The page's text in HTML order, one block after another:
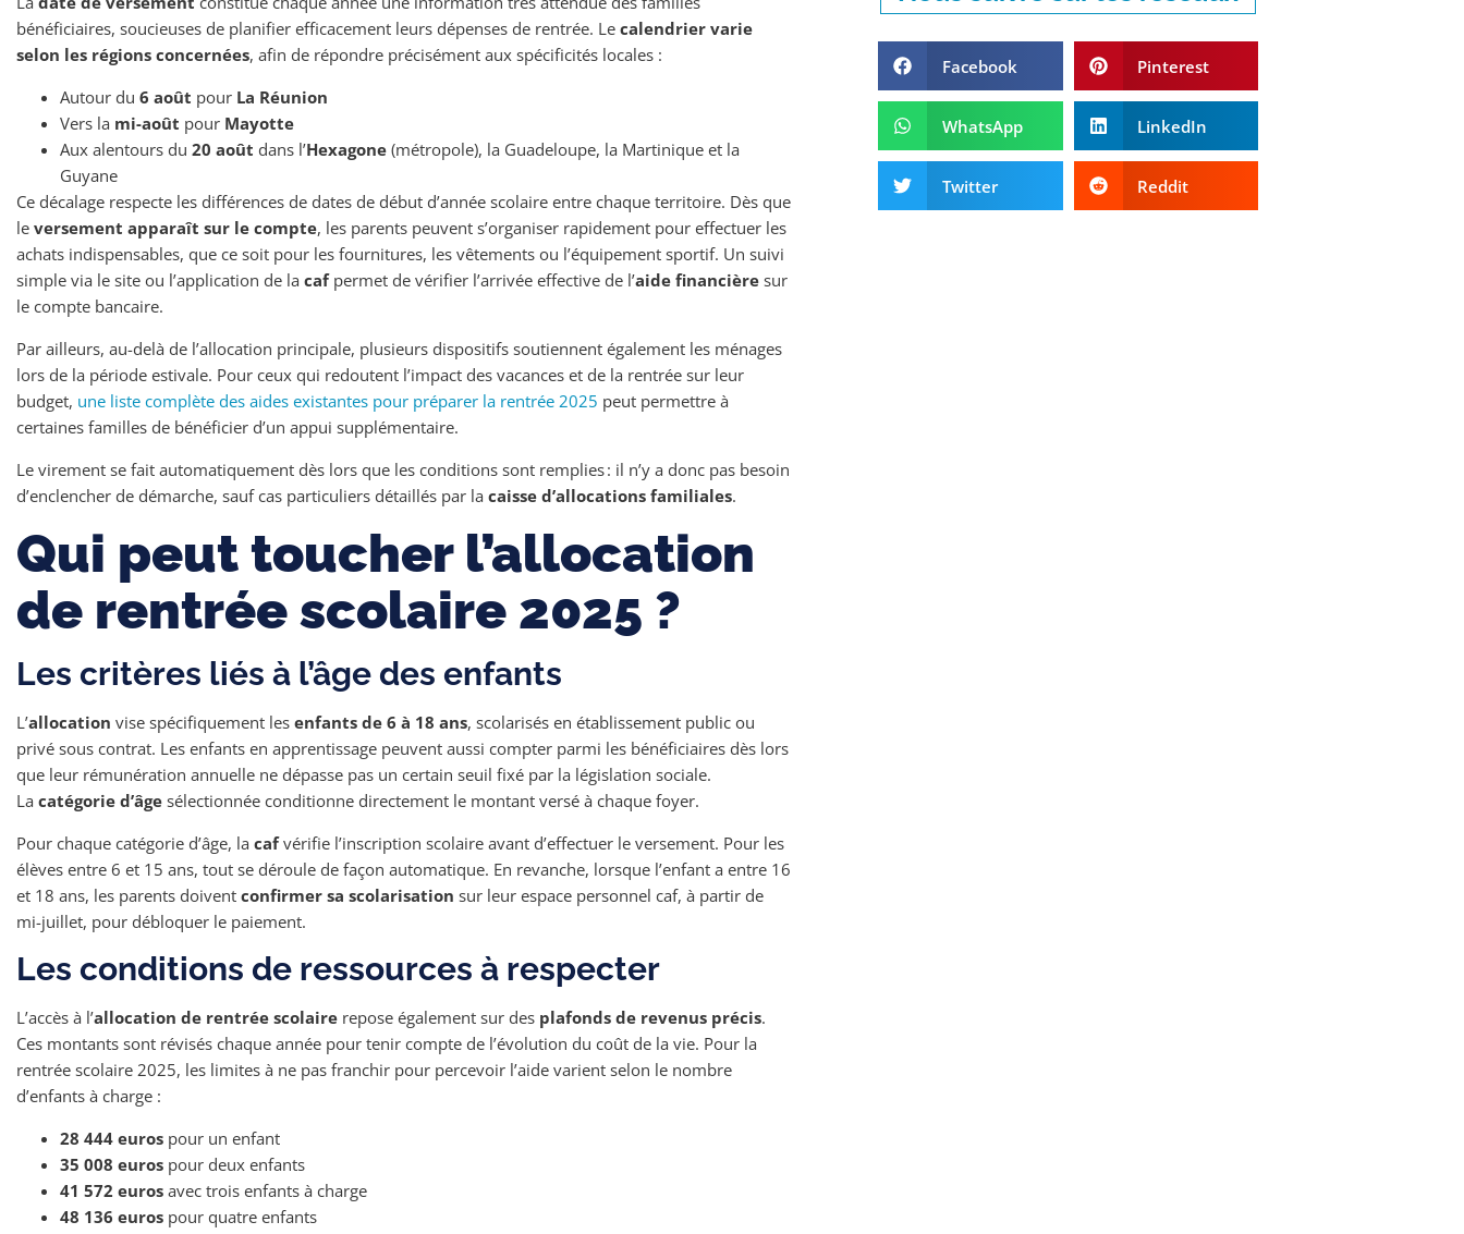
bénéficiaires, soucieuses de planifier efficacement leurs dépenses de rentrée. Le calendrier varie
selon les régions concernées, afin de répondre précisément aux spécificités locales :
Autour du 6 août pour La Réunion
Vers la mi-août pour Mayotte
Aux alentours du 20 août dans l’Hexagone (métropole), la Guadeloupe, la Martinique et la
Guyane
Ce décalage respecte les différences de dates de début d’année scolaire entre chaque territoire. Dès que
le versement apparaît sur le compte, les parents peuvent s’organiser rapidement pour effectuer les
achats indispensables, que ce soit pour les fournitures, les vêtements ou l’équipement sportif. Un suivi
simple via le site ou l’application de la cafpermet de vérifier l’arrivée effective de l’aide financière sur
le compte bancaire.
Par ailleurs, au-delà de l’allocation principale, plusieurs dispositifs soutiennent également les ménages
lors de la période estivale. Pour ceux qui redoutent l’impact des vacances et de la rentrée sur leur
budget, une liste complète des aides existantes pour préparer la rentrée 2025 peut permettre à
certaines familles de bénéficier d’un appui supplémentaire.
Le virement se fait automatiquement dès lors que les conditions sont remplies : il n’y a donc pas besoin
d’enclencher de démarche, sauf cas particuliers détaillés par la caisse d’allocations familiales.
Qui peut toucher l’allocation
de rentrée scolaire 2025 ?
Les critères liés à l’âge des enfants
L’allocation vise spécifiquement les enfants de 6 à 18 ans, scolarisés en établissement public ou
privé sous contrat. Les enfants en apprentissage peuvent aussi compter parmi les bénéficiaires dès lors
que leur rémunération annuelle ne dépasse pas un certain seuil fixé par la législation sociale.
La catégorie d’âge sélectionnée conditionne directement le montant versé à chaque foyer.
Pour chaque catégorie d’âge, la cafvérifie l’inscription scolaire avant d’effectuer le versement. Pour les
élèves entre 6 et 15 ans, tout se déroule de façon automatique. En revanche, lorsque l’enfant a entre 16
et 18 ans, les parents doivent confirmer sa scolarisation sur leur espace personnel caf, à partir de
mi-juillet, pour débloquer le paiement.
Les conditions de ressources à respecter
L’accès à l’allocation de rentrée scolaire repose également sur des plafonds de revenus précis.
Ces montants sont révisés chaque année pour tenir compte de l’évolution du coût de la vie. Pour la
rentrée scolaire 2025, les limites à ne pas franchir pour percevoir l’aide varient selon le nombre
d’enfants à charge :
28 444 euros pour un enfant
35 008 euros pour deux enfants
41 572 euros avec trois enfants à charge
48 136 euros pour quatre enfants
Facebook Pinterest
WhatsApp LinkedIn
Twitter Reddit